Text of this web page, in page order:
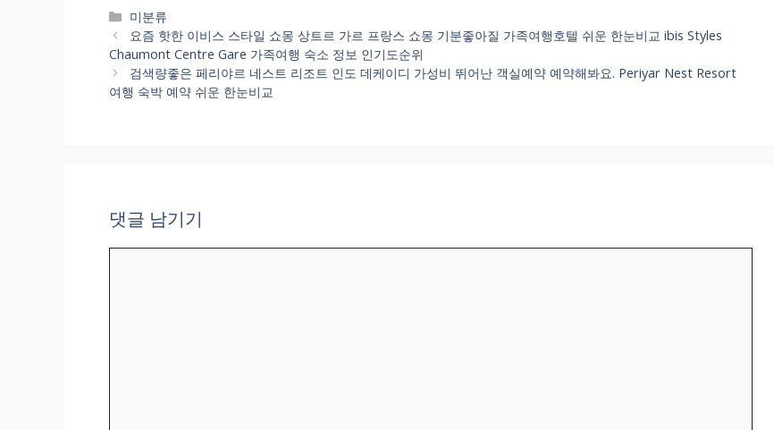
카
테
고
리
미분류
요즘 핫한 이비스 스타일 쇼몽 상트르 가르 프랑스 쇼몽 기분좋아질 가족여행호텔 쉬운 한눈비교 ibis Styles
Chaumont Centre Gare 가족여행 숙소 정보 인기도순위
검색량좋은 페리야르 네스트 리조트 인도 데케이디 가성비 뛰어난 객실예약 예약해봐요. Periyar Nest Resort
여행 숙박 예약 쉬운 한눈비교
댓글 남기기